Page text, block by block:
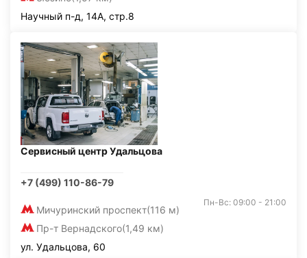
Научный п-д, 14А, стр.8
Сервисный центр Удальцова
+7 (499) 110-86-79
Мичуринский проспект(116 м)
Пр-т Вернадского(1,49 км)
Пн-Вс: 09:00 - 21:00
ул. Удальцова, 60